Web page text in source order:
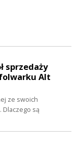
sprzedaży
Alt
ze swoich
Dlaczego są